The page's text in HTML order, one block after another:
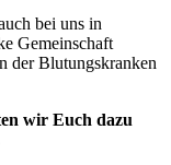
bei uns in
Gemeinschaft
der Blutungskranken
wir Euch dazu